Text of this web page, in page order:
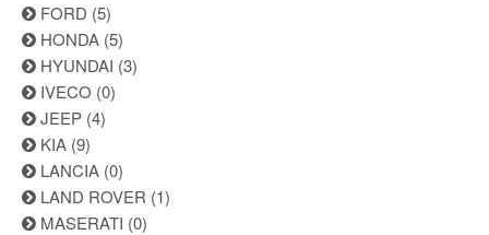
FORD (5)
HONDA (5)
HYUNDAI (3)
IVECO (0)
JEEP (4)
KIA (9)
LANCIA (0)
LAND ROVER (1)
MASERATI (0)